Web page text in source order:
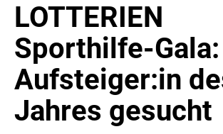
COCA-COLA
COCA-COLA HBC ÖSTERREICH
RÖMERQUELLE
ÖSTERREICHISCHE SPORTHILFE
KESCH
BARFLY'S CLUB
LOTTERIEN
Sporthilfe-Gala:
Aufsteiger:in
Jahres gesucht